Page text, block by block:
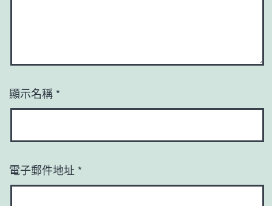
顯示名稱 *
電子郵件地址 *